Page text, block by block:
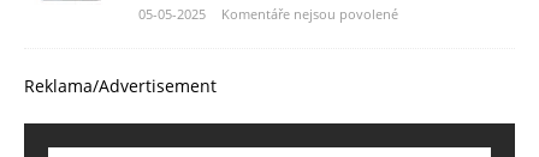
05-05-2025 Komentáře nejsou povolené
Reklama/Advertisement